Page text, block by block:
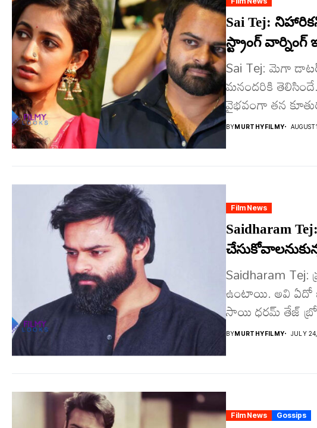
Sai Tej:
స్ట్రాంగ్ వార్నింగ్
Sai Tej: మెగా
మ‌నంద‌రికి తెలిసిందే.
వైభ‌వంగా త‌న
BYMURTHYFILMY AUGUST
Film News
Saidharam
Saidharam
ఉంటాయి. అవి ఏదో
సాయి ధ‌ర‌మ్ తేజ్
BYMURTHYFILMY JULY
Film News Gossips